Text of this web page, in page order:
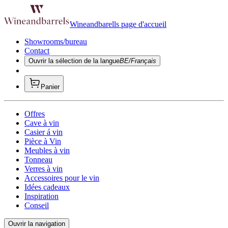
Wineandbarells page d'accueil
Showrooms/bureau
Contact
Ouvrir la sélection de la langueBE/Français
Panier
Offres
Cave à vin
Casier á vin
Pièce à Vin
Meubles à vin
Tonneau
Verres à vin
Accessoires pour le vin
Idées cadeaux
Inspiration
Conseil
Ouvrir la navigation